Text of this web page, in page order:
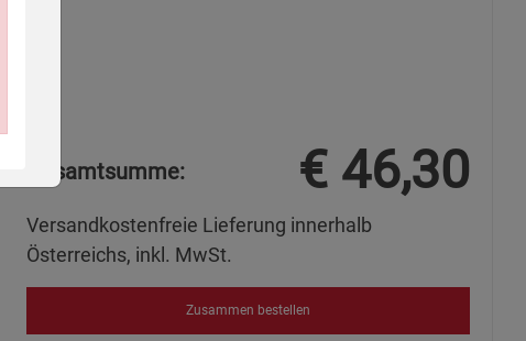
Gesamtsumme: € 46,30
Versandkostenfreie Lieferung innerhalb
Österreichs, inkl. MwSt.
Zusammen bestellen